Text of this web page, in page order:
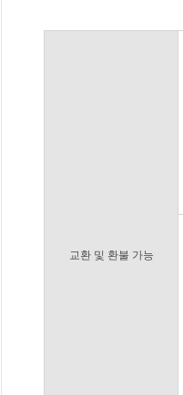
교환 및 환불 가능